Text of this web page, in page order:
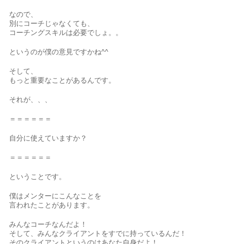
なので、
別にコーチじゃなくても、
コーチングスキルは必要でしょ。。
というのが僕の意見ですかね^^
そして、
もっと重要なことがあるんです。
それが、、、
＝＝＝＝＝＝
自分に使えていますか？
＝＝＝＝＝＝
ということです。
僕はメンターにこんなことを
言われたことがあります。
みんなコーチなんだよ！
そして、みんなクライアントをすでに持っているんだ！